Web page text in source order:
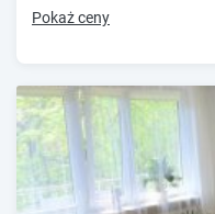
Pokaż ceny